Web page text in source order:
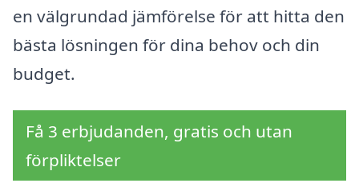
en välgrundad jämförelse för att hitta den
bästa lösningen för dina behov och din
budget.
Få 3 erbjudanden, gratis och utan
förpliktelser